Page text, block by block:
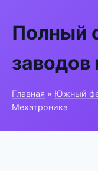
Полный
Главная » Южный
Мехатроника